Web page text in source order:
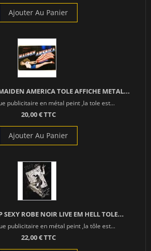
Ajouter Au Panier
AMERICA TOLE AFFICHE METAL...
publicitaire en métal peint ,la tole est...
20,00 € TTC
Ajouter Au Panier
SEXY ROBE NOIR LIVE EM HELL TOLE...
publicitaire en métal peint ,la tôle est...
22,00 € TTC